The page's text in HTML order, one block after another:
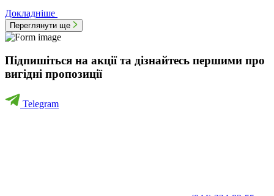
Докладніше
Переглянути ще
Підпишіться на акції та дізнайтесь першими про
вигідні пропозиції
Telegram